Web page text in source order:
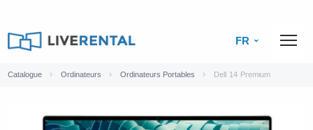
FR
Catalogue Ordinateurs Ordinateurs Portables Dell 14 Premium